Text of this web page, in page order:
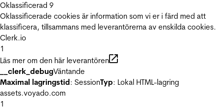
Oklassificerad 9
Oklassificerade cookies är information som vi er i färd med att
klassificera, tillsammans med leverantörerna av enskilda cookies.
Clerk.io
1
Läs mer om den här leverantören
__clerk_debugVäntande
Maximal lagringstid: SessionTyp: Lokal HTML-lagring
assets.voyado.com
1